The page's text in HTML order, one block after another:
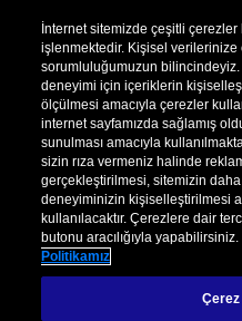
Kurumsal Hasar Şikayet
Çevre Kirliliği Sorumluluk
Tesisler
İnternet sitemizde çeşitli
işlenmektedir. Kişisel verilerinize
sorumluluğumuzun bilincindeyiz.
deneyimi için içeriklerin
ölçülmesi amacıyla çerezler
internet sayfamızda sağlamış
sunulması amacıyla
sizin rıza vermeniz halinde
gerçekleştirilmesi, sitemizin daha
deneyiminizin kişiselleştirilmesi
kullanılacaktır. Çerezlere dair
butonu aracılığıyla
Politikamız